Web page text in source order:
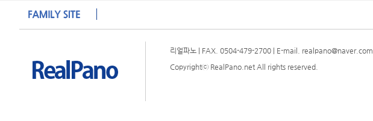
리얼파노 | FAX. 0504-479-2700 | E-mail. realpano@naver.com
Copyrightⓒ RealPano.net All rights reserved.